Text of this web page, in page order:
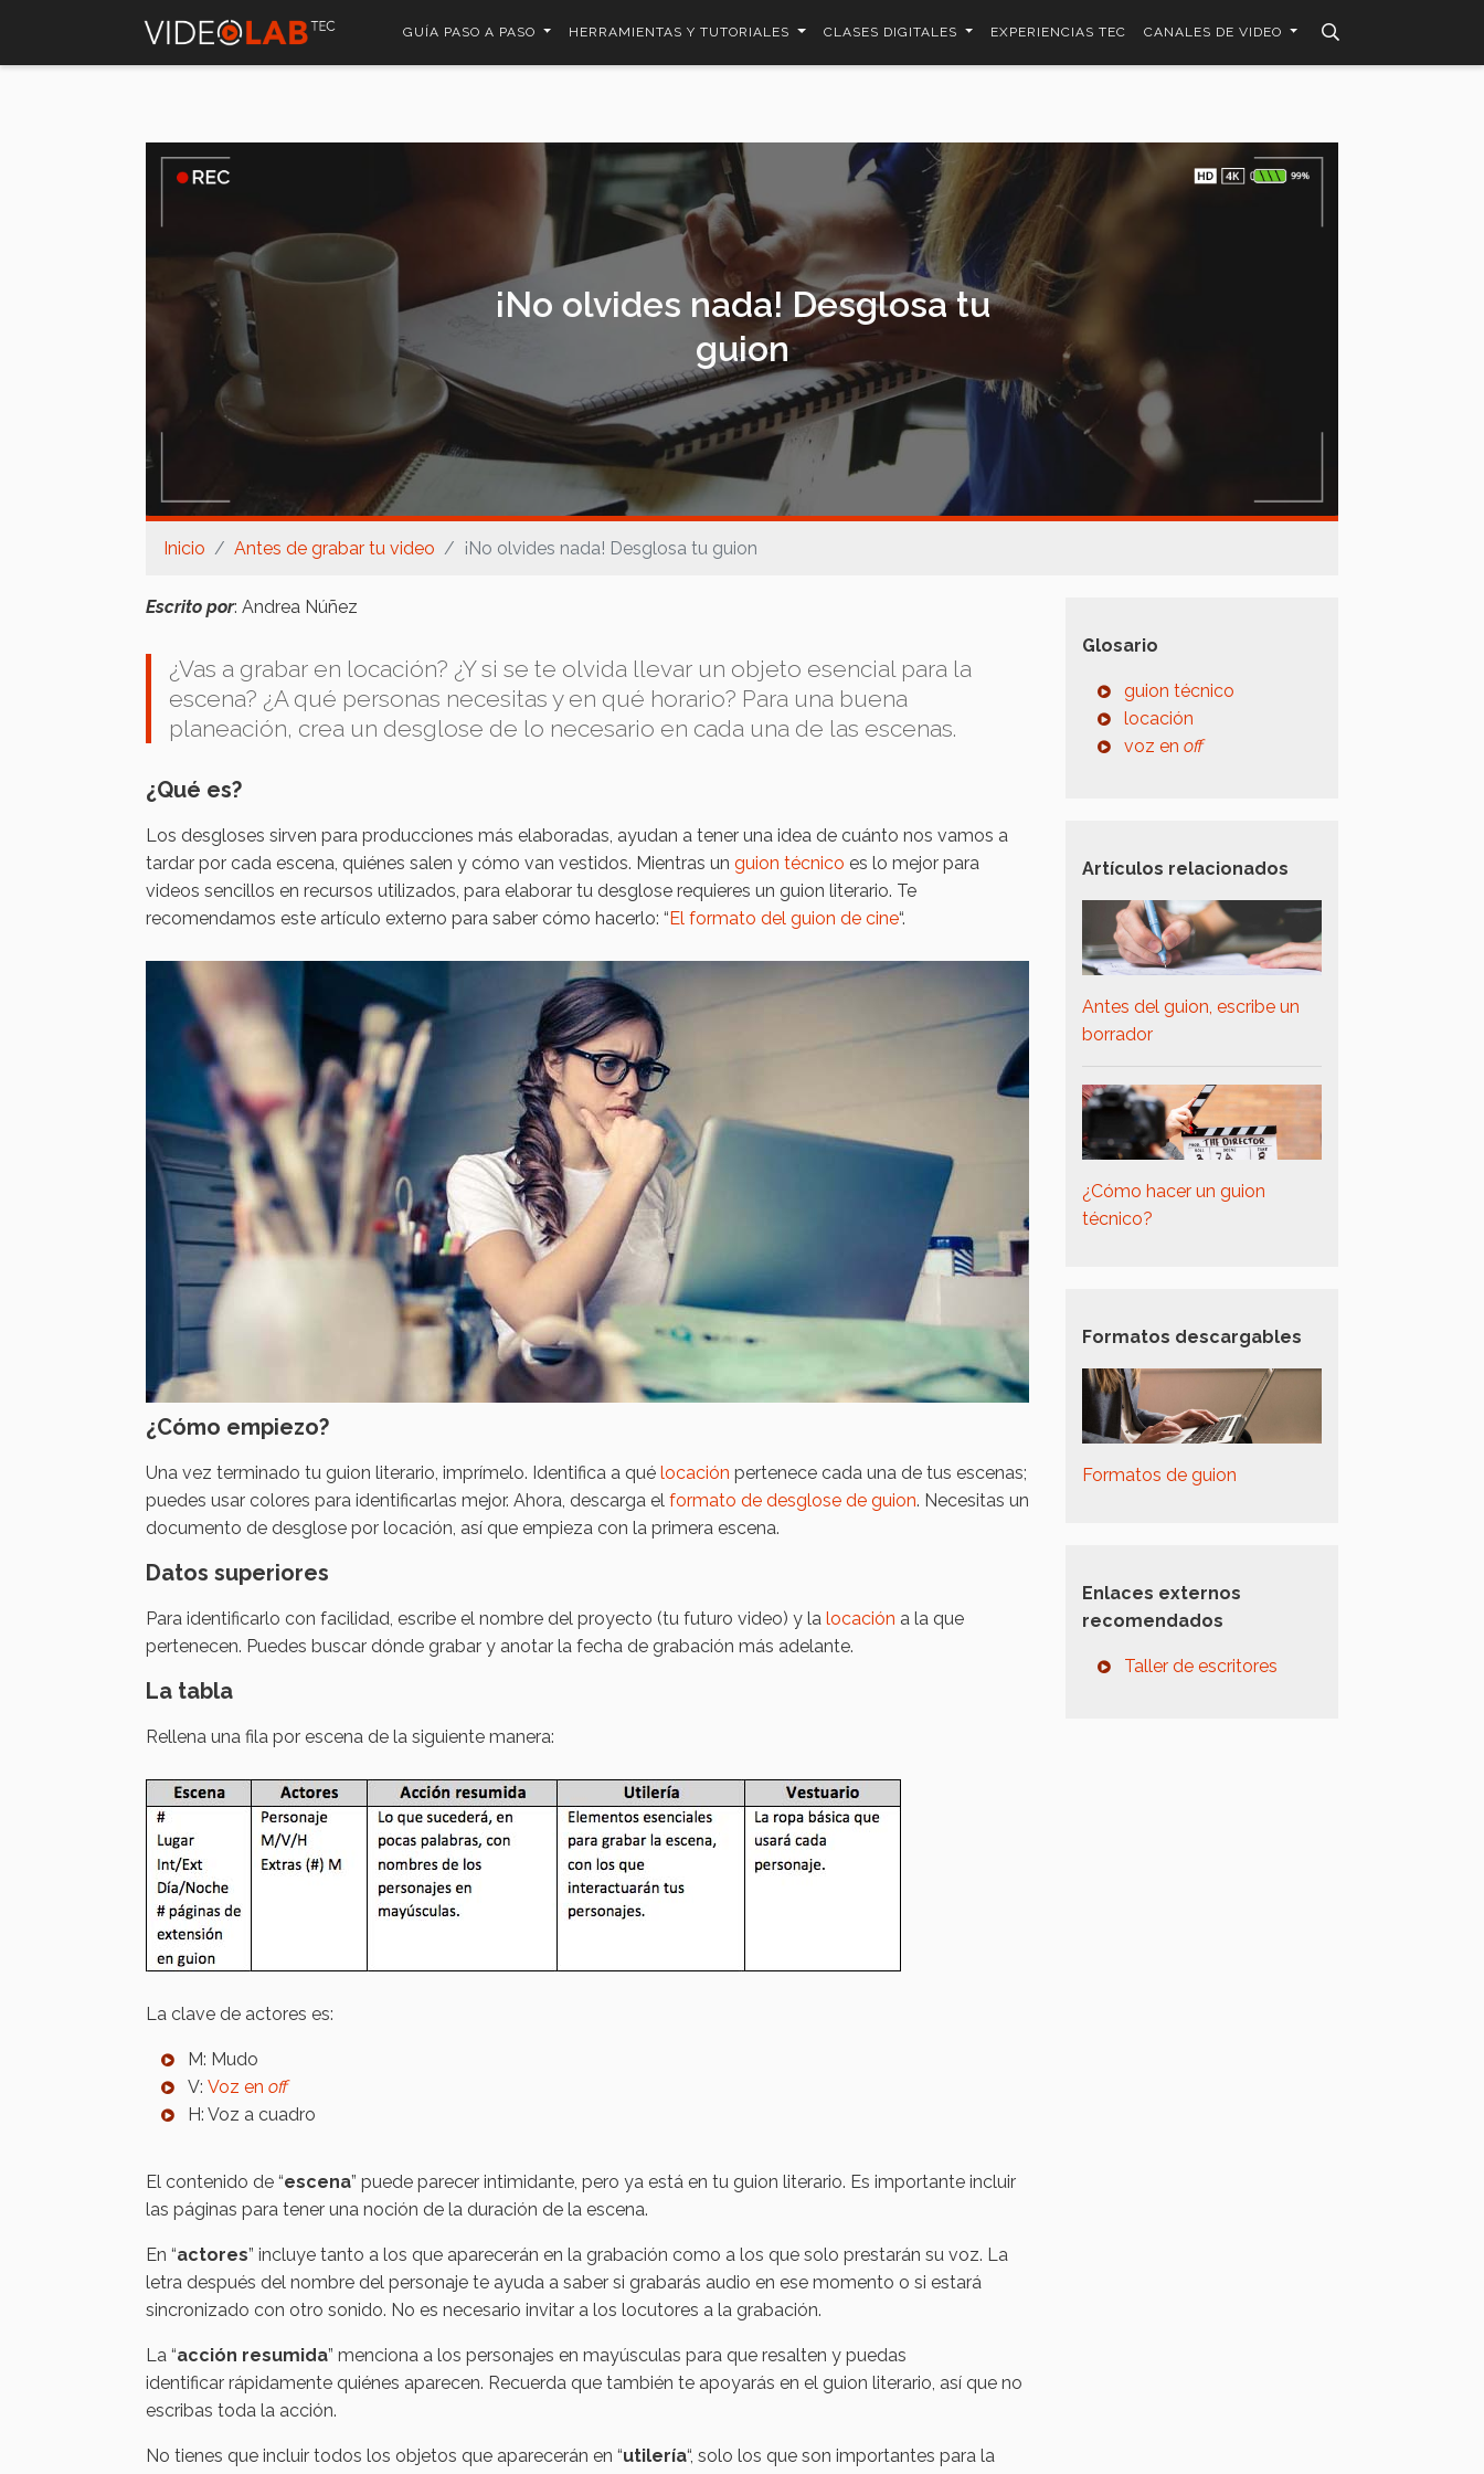
contenido
GUÍA PASO A PASO HERRAMIENTAS Y TUTORIALES CLASES DIGITALES EXPERIENCIAS TEC CANALES DE VIDEO
¡No olvides nada! Desglosa tu
guion
Inicio Antes de grabar tu video ¡No olvides nada! Desglosa tu guion
Escrito por: Andrea Núñez
¿Vas a grabar en locación? ¿Y si se te olvida llevar un objeto esencial para la
escena? ¿A qué personas necesitas y en qué horario? Para una buena
planeación, crea un desglose de lo necesario en cada una de las escenas.
¿Qué es?
Los desgloses sirven para producciones más elaboradas, ayudan a tener una idea de cuánto nos vamos a
tardar por cada escena, quiénes salen y cómo van vestidos. Mientras un guion técnico es lo mejor para
videos sencillos en recursos utilizados, para elaborar tu desglose requieres un guion literario. Te
recomendamos este artículo externo para saber cómo hacerlo: “El formato del guion de cine“.
¿Cómo empiezo?
Una vez terminado tu guion literario, imprímelo. Identifica a qué locación pertenece cada una de tus escenas;
puedes usar colores para identificarlas mejor. Ahora, descarga el formato de desglose de guion. Necesitas un
documento de desglose por locación, así que empieza con la primera escena.
Datos superiores
Para identificarlo con facilidad, escribe el nombre del proyecto (tu futuro video) y la locación a la que
pertenecen. Puedes buscar dónde grabar y anotar la fecha de grabación más adelante.
La tabla
Rellena una fila por escena de la siguiente manera:
La clave de actores es:
M: Mudo
V: Voz en off
H: Voz a cuadro
El contenido de “escena” puede parecer intimidante, pero ya está en tu guion literario. Es importante incluir
las páginas para tener una noción de la duración de la escena.
En “actores” incluye tanto a los que aparecerán en la grabación como a los que solo prestarán su voz. La
letra después del nombre del personaje te ayuda a saber si grabarás audio en ese momento o si estará
sincronizado con otro sonido. No es necesario invitar a los locutores a la grabación.
La “acción resumida” menciona a los personajes en mayúsculas para que resalten y puedas
identificar rápidamente quiénes aparecen. Recuerda que también te apoyarás en el guion literario, así que no
escribas toda la acción.
No tienes que incluir todos los objetos que aparecerán en “utilería“, solo los que son importantes para la
Glosario
guion técnico
locación
voz en off
Artículos relacionados
Antes del guion, escribe un
borrador
¿Cómo hacer un guion
técnico?
Formatos descargables
Formatos de guion
Enlaces externos
recomendados
Taller de escritores